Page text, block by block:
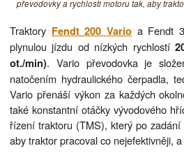
převodovky a rychlosti motoru tak, aby
Traktory Fendt 200 Vario a Fendt
plynulou jízdu od nízkých rychlostí
ot./min). Vario převodovka je
natočením hydraulického čerpadla,
Vario přenáší výkon za každých
také konstantní otáčky vývodového
řízení traktoru (TMS), který po
aby traktor pracoval co nejefektivněji,